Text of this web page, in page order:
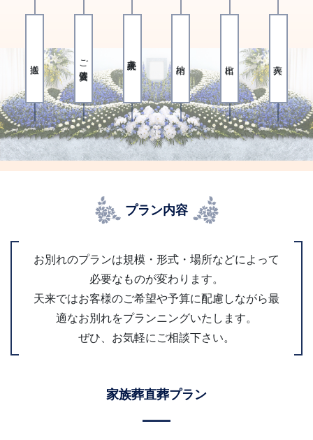
ご遺体安置 火葬手続き
プラン内容
お別れのプランは規模・形式・場所などによって
必要なものが変わります。
天来ではお客様のご希望や予算に配慮しながら最
適なお別れをプランニングいたします。
ぜひ、お気軽にご相談下さい。
家族葬直葬プラン